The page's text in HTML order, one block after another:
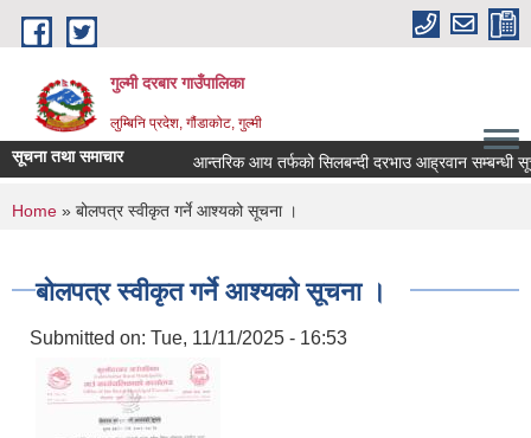
Skip to main content
गुल्मी दरबार गाउँपालिका
लुम्बिनि प्रदेश, गौंडाकोट, गुल्मी
सूचना तथा समाचार आन्तरिक आय तर्फको सिलबन्दी दरभाउ आह्रवान सम्बन्धी
You are here
Home » बोलपत्र स्वीकृत गर्ने आश्यको सूचना ।
बोलपत्र स्वीकृत गर्ने आश्यको सूचना ।
Submitted on: Tue, 11/11/2025 - 16:53